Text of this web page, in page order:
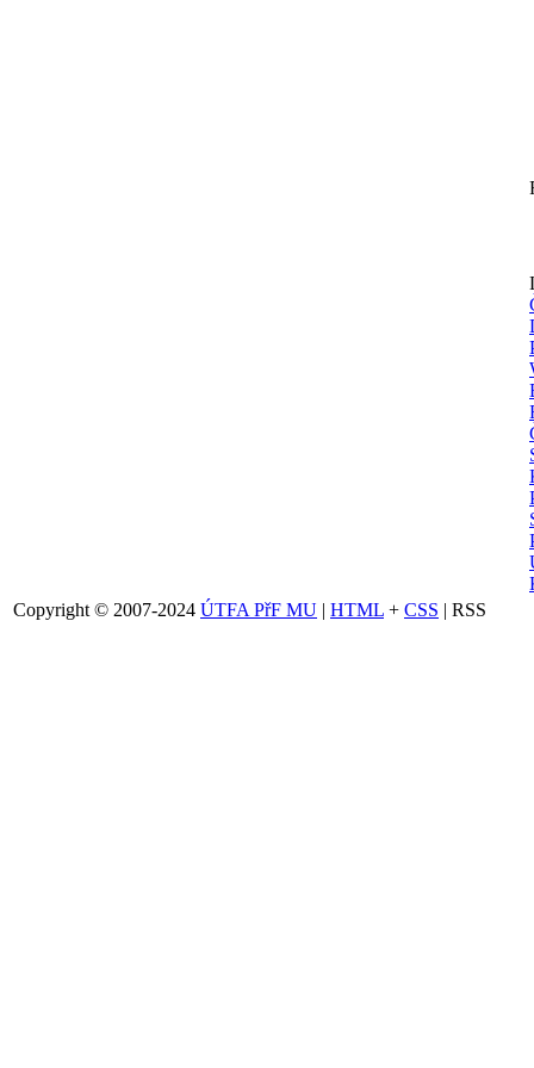
Copyright © 2007-2024 ÚTFA PřF MU | HTML + CSS | RSS